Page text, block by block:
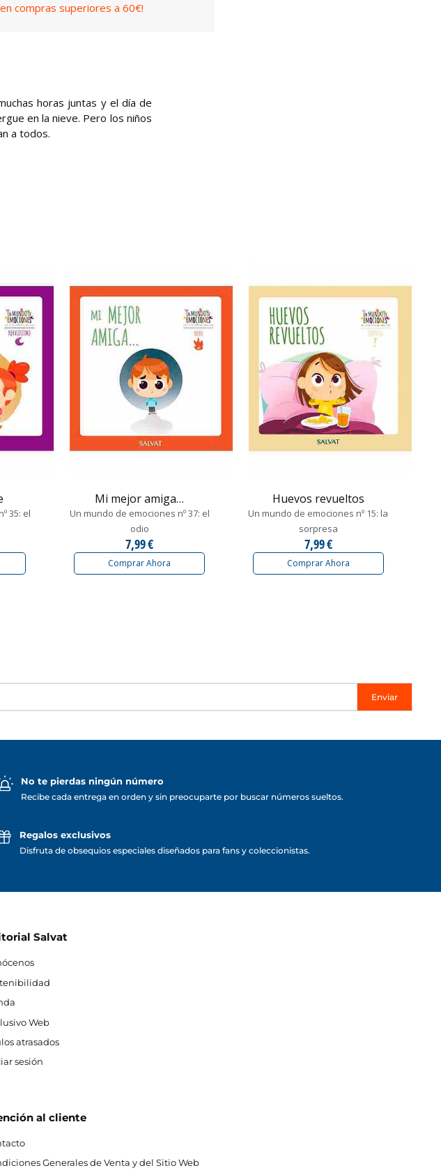
en compras superiores a 60€!
horas juntas y el día de
en la nieve. Pero los niños
a todos.
35: el
Mi mejor amiga…
Un mundo de emociones nº 37: el
odio
7,99 €
Comprar Ahora
Huevos revueltos
Un mundo de emociones nº 15: la
sorpresa
7,99 €
Comprar Ahora
Enviar
No te pierdas ningún número
Recibe cada entrega en orden y sin preocuparte por buscar números sueltos.
Regalos exclusivos
Disfruta de obsequios especiales diseñados para fans y coleccionistas.
Salvat
Web
atrasados
sesión
al cliente
Generales de Venta y del Sitio Web